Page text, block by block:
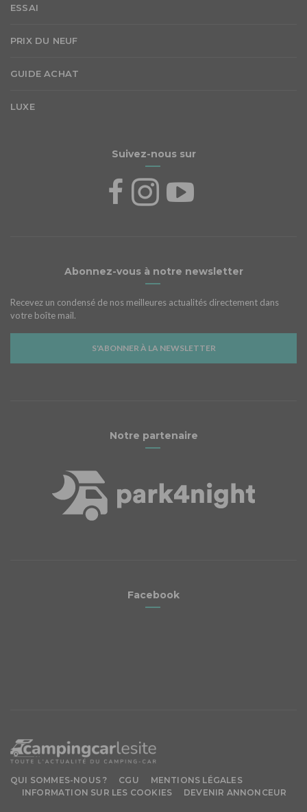
ESSAI
PRIX DU NEUF
GUIDE ACHAT
LUXE
Suivez-nous sur
Abonnez-vous à notre newsletter
Recevez un condensé de nos meilleures actualités directement dans
votre boîte mail.
S'ABONNER À LA NEWSLETTER
Notre partenaire
Facebook
QUI SOMMES-NOUS ? CGU
MENTIONS LÉGALES
INFORMATION SUR LES COOKIES
DEVENIR ANNONCEUR